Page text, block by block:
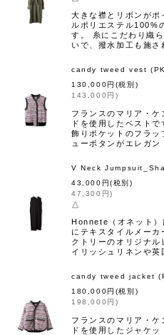
大きな襟とリボンがポ
ルポリエステル100%
す。 糸にこだわり織
いで、撥水加工も施
candy tweed vest
130,000円 (税別)
143,000 円 )
フランスのマリア・
ドを使用したベスト
飾りポケットのフラッ
ューボタンがエレガ
V Neck
43,000 円(税別)
47,300 円)
△
Honnete（オネット）
にテキスタイルメー
クトリーのオリジナル
イリッシュリネンや
candy tweed jacket
180,000円 (税別)
198,000 円 )
フランスのマリア・
ドを使用したジャケ